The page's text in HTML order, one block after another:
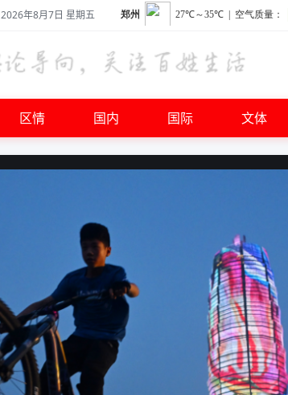
2026年8月7日 星期五
区情 国内 国际 文体